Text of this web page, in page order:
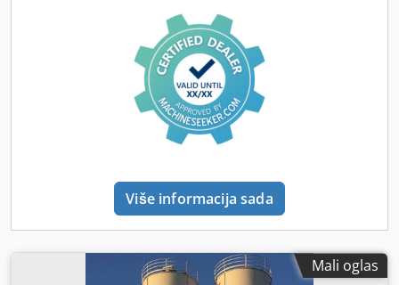
1,7 l/h - Kapacitet goriva: 3.6 л - Kapacitet nafte: 0.6 L -
Neto težina: 100 kg Isporuka: širom Evrope (samo-naplata
je takođe moguća) Ukoliko imate bilo kakvih pitanja,
molimo vas da se ne ustručavate da nas kontaktirate!
Više informacija sada
Mali oglas